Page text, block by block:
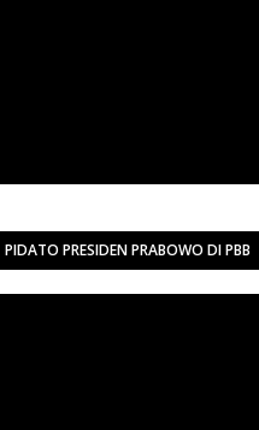
PIDATO PRESIDEN PRABOWO DI PBB